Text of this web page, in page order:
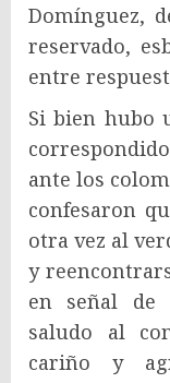
Domínguez,
reservado,
entre
Si bien hubo
ante los
confesaron
otra vez al
y
en señal de
saludo al
cariño y